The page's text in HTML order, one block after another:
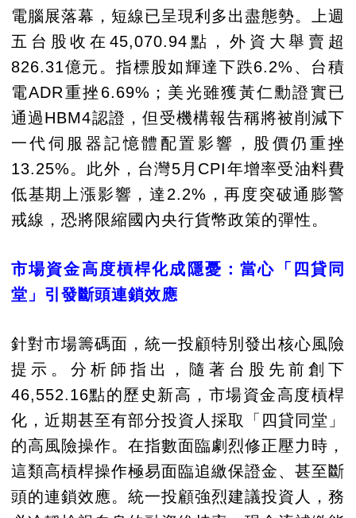
電腦展落幕，短線已呈現利多出盡態勢。上週
五台股收在45,070.94點，外資大舉賣超
826.31億元。指標股如輝達下跌6.2%、台積
電ADR重挫6.69%；美光雖獲黃仁勳證實已
通過HBM4認證，但受機構報告稱將被削減下
一代伺服器記憶體配置影響，股價仍重挫
13.25%。此外，台灣5月CPI年增率受油料費
低基期上漲影響，達2.2%，再度突破通膨警
戒線，恐將限縮國內央行貨幣政策的彈性。
市場資金高度槓桿化成隱憂：當心「四貸同
堂」引發斷頭連鎖效應
針對市場籌碼面，統一投顧特別發出核心風險
提示。分析師指出，隨著台股先前創下
46,552.16點的歷史新高，市場資金高度槓桿
化，近期甚至有部分投資人採取「四貸同堂」
的高風險操作。在指數面臨劇烈修正壓力時，
這類高槓桿操作極易面臨追繳保證金、甚至斷
頭的連鎖效應。統一投顧強烈建議投資人，務